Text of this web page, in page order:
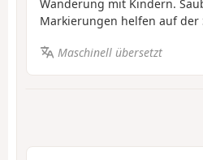
Wanderung mit Kindern.
Markierungen helfen auf der
Maschinell übersetzt